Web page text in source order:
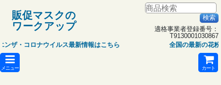
販促マスクの
ワークアップ
適格事業者登録番号：
T9130001030867
ンザ・コロナウイルス最新情報はこちら
全国の最新の花
メニュー カート